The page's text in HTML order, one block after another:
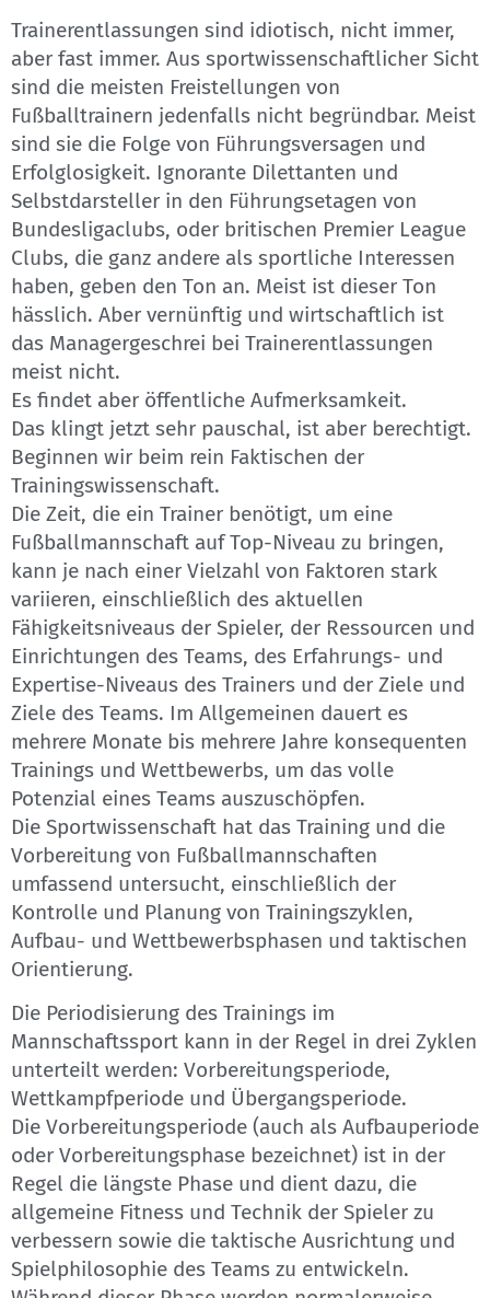
Trainerentlassungen sind idiotisch, nicht immer,
aber fast immer. Aus sportwissenschaftlicher Sicht
sind die meisten Freistellungen von
Fußballtrainern jedenfalls nicht begründbar. Meist
sind sie die Folge von Führungsversagen und
Erfolglosigkeit. Ignorante Dilettanten und
Selbstdarsteller in den Führungsetagen von
Bundesligaclubs, oder britischen Premier League
Clubs, die ganz andere als sportliche Interessen
haben, geben den Ton an. Meist ist dieser Ton
hässlich. Aber vernünftig und wirtschaftlich ist
das Managergeschrei bei Trainerentlassungen
meist nicht.
Es findet aber öffentliche Aufmerksamkeit.
Das klingt jetzt sehr pauschal, ist aber berechtigt.
Beginnen wir beim rein Faktischen der
Trainingswissenschaft.
Die Zeit, die ein Trainer benötigt, um eine
Fußballmannschaft auf Top-Niveau zu bringen,
kann je nach einer Vielzahl von Faktoren stark
variieren, einschließlich des aktuellen
Fähigkeitsniveaus der Spieler, der Ressourcen und
Einrichtungen des Teams, des Erfahrungs- und
Expertise-Niveaus des Trainers und der Ziele und
Ziele des Teams. Im Allgemeinen dauert es
mehrere Monate bis mehrere Jahre konsequenten
Trainings und Wettbewerbs, um das volle
Potenzial eines Teams auszuschöpfen.
Die Sportwissenschaft hat das Training und die
Vorbereitung von Fußballmannschaften
umfassend untersucht, einschließlich der
Kontrolle und Planung von Trainingszyklen,
Aufbau- und Wettbewerbsphasen und taktischen
Orientierung.
Die Periodisierung des Trainings im
Mannschaftssport kann in der Regel in drei Zyklen
unterteilt werden: Vorbereitungsperiode,
Wettkampfperiode und Übergangsperiode.
Die Vorbereitungsperiode (auch als Aufbauperiode
oder Vorbereitungsphase bezeichnet) ist in der
Regel die längste Phase und dient dazu, die
allgemeine Fitness und Technik der Spieler zu
verbessern sowie die taktische Ausrichtung und
Spielphilosophie des Teams zu entwickeln.